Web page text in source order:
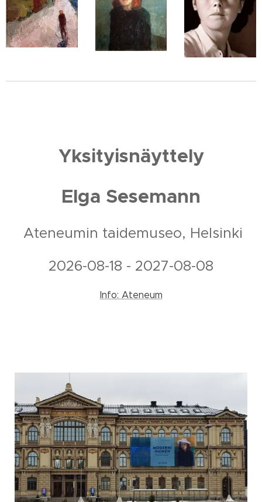
Yksityisnäyttely
Elga Sesemann
Ateneumin taidemuseo, Helsinki
2026-08-18 - 2027-08-08
Info: Ateneum